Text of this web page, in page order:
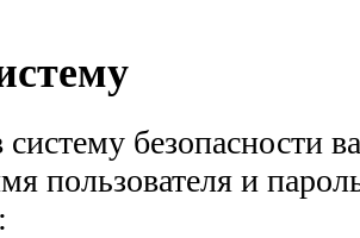
безопасности
поль­зователя и